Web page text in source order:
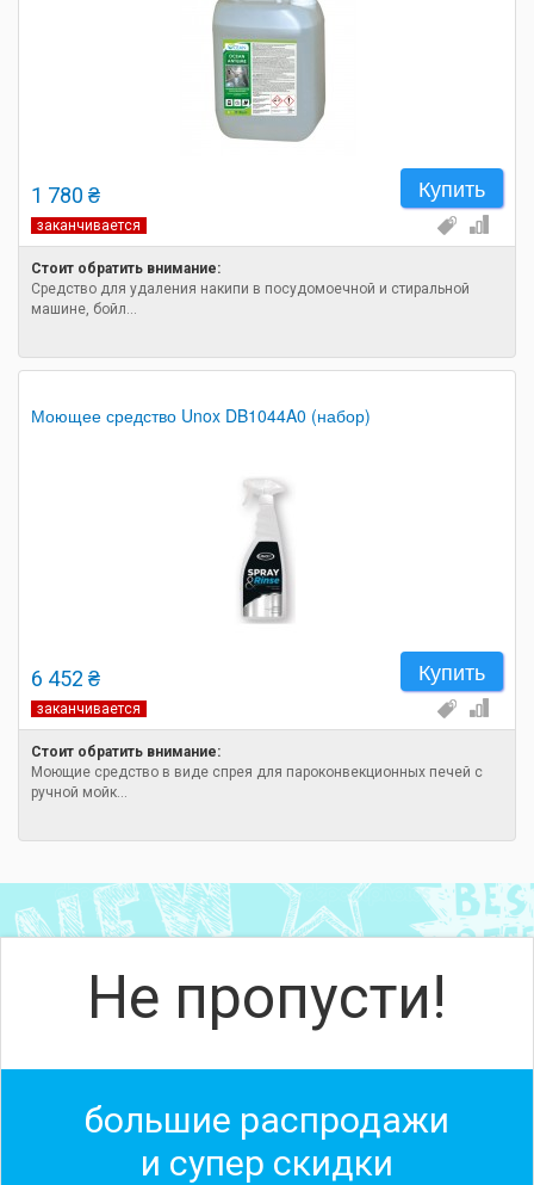
1 780 ₴ Купить
заканчивается
Стоит обратить внимание:
Средство для удаления накипи в посудомоечной и стиральной
машине, бойл...
Моющее средство Unox DB1044A0 (набор)
6 452 ₴ Купить
заканчивается
Стоит обратить внимание:
Моющие средство в виде спрея для пароконвекционных печей с
ручной мойк...
Не пропусти!
большие распродажи
и супер скидки